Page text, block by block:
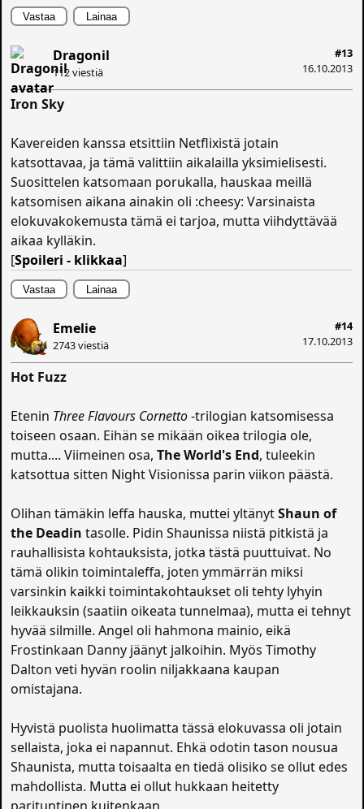
Vastaa Lainaa
#13
16.10.2013
Dragonil
112 viestiä
Iron Sky
Kavereiden kanssa etsittiin Netflixistä jotain
katsottavaa, ja tämä valittiin aikalailla yksimielisesti.
Suosittelen katsomaan porukalla, hauskaa meillä
katsomisen aikana ainakin oli :cheesy: Varsinaista
elokuvakokemusta tämä ei tarjoa, mutta viihdyttävää
aikaa kylläkin.
[Spoileri - klikkaa]
Vastaa Lainaa
#14
17.10.2013
Emelie
2743 viestiä
Hot Fuzz
Etenin Three Flavours Cornetto-trilogian katsomisessa
toiseen osaan. Eihän se mikään oikea trilogia ole,
mutta.... Viimeinen osa,The World's End, tuleekin
katsottua sitten Night Visionissa parin viikon päästä.
Olihan tämäkin leffa hauska, muttei yltänytShaun of
the Deadin tasolle. Pidin Shaunissa niistä pitkistä ja
rauhallisista kohtauksista, jotka tästä puuttuivat. No
tämä olikin toimintaleffa, joten ymmärrän miksi
varsinkin kaikki toimintakohtaukset oli tehty lyhyin
leikkauksin (saatiin oikeata tunnelmaa), mutta ei tehnyt
hyvää silmille. Angel oli hahmona mainio, eikä
Frostinkaan Danny jäänyt jalkoihin. Myös Timothy
Dalton veti hyvän roolin niljakkaana kaupan
omistajana.
Hyvistä puolista huolimatta tässä elokuvassa oli jotain
sellaista, joka ei napannut. Ehkä odotin tason nousua
Shaunista, mutta toisaalta en tiedä olisiko se ollut edes
mahdollista. Mutta ei ollut hukkaan heitetty
parituntinen kuitenkaan.